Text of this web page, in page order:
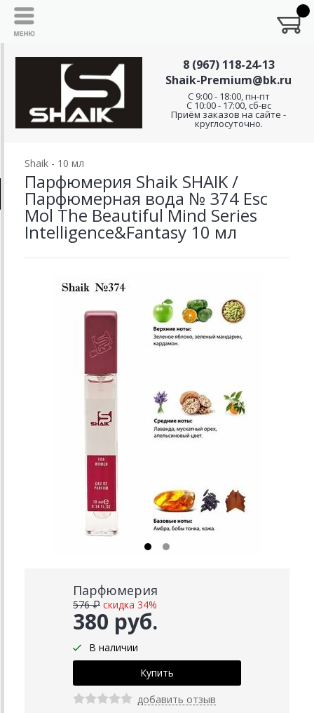
8 (967) 118-24-13
Shaik-Premium@bk.ru
C 9:00 - 18:00, пн-пт
С 10:00 - 17:00, сб-вс
Приём заказов на сайте -
круглосуточно.
Shaik - 10 мл
Парфюмерия Shaik SHAIK /
Парфюмерная вода № 374 Esc
Mol The Beautiful Mind Series
Intelligence&Fantasy 10 мл
Парфюмерия
380 руб.
576 ₽ скидка 34%
В наличии
добавить отзыв